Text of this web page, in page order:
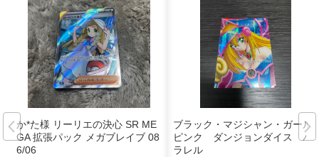
か*た様 リーリエの決心 SR ME
GA 拡張パック メガブレイブ 08
6/06
ブラック・マジシャン・ガール
ピンク ダンジョンダイス パ
ラレル